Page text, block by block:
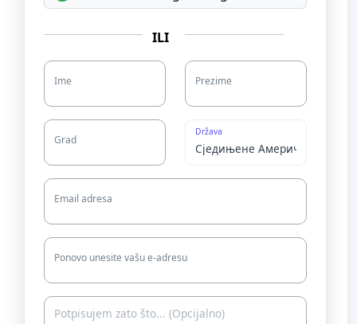
ILI
Ime Prezime
Grad
Država
Email adresa
Ponovo unesite vašu e-adresu